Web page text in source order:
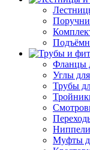
Поручни
Фланцы
Углы
Трубы
Ниппели
Муфты